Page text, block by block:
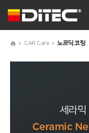
CAR Care 노르딕 코팅
세라믹
Ceramic